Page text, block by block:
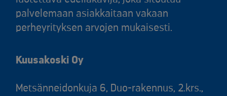
palvelemaan asiakkaitaan vakaan
perheyrityksen arvojen mukaisesti.
Kuusakoski Oy
Metsänneidonkuja 6, Duo-rakennus, 2.krs.,